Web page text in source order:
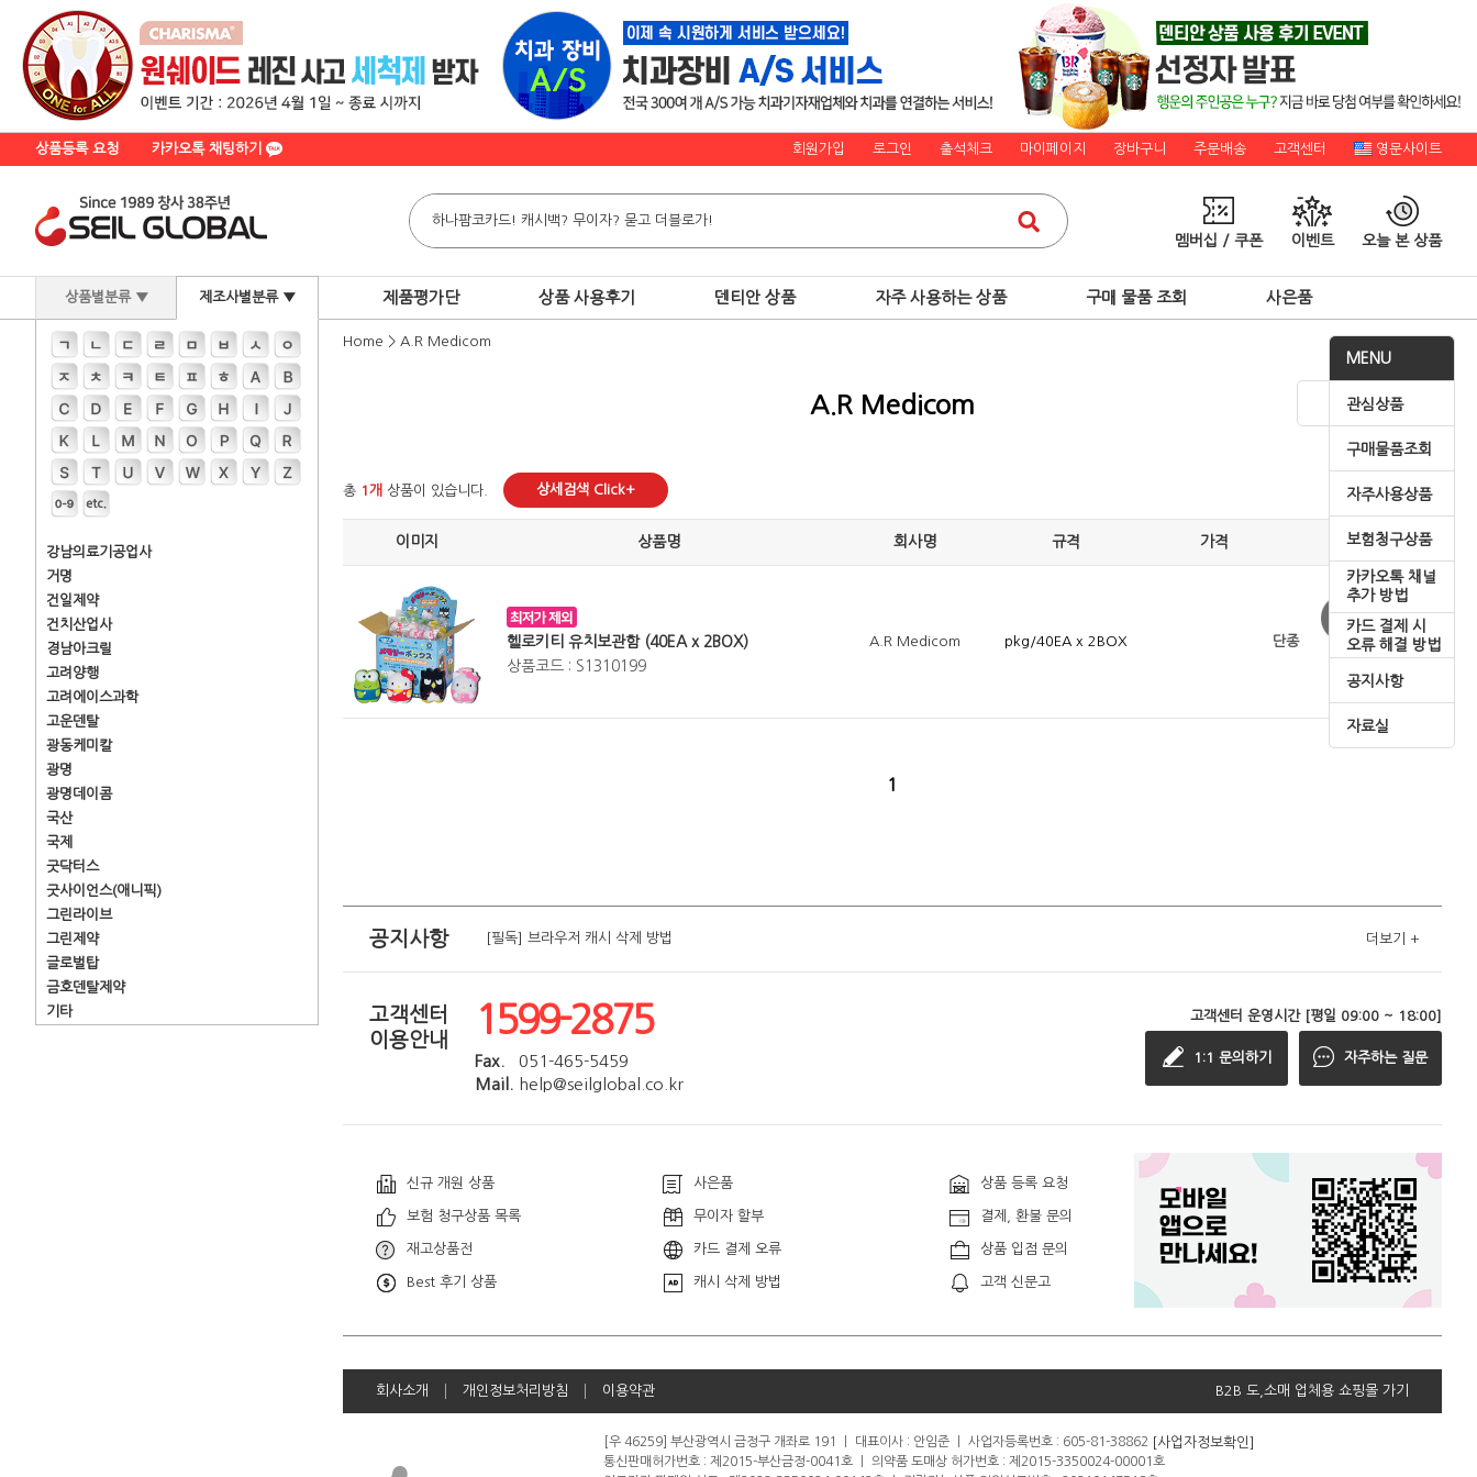
상품등록 요청 카카오톡 채팅하기 회원가입 로그인 출석체크 마이페이지 장바구니 주문배송 고객센터 영문사이트
멤버십 / 쿠폰 이벤트 오늘 본 상품
상품별분류 ▼ 제조사별분류 ▼
강남의료기공업사
거명
건일제약
건치산업사
경남아크릴
고려양행
고려에이스과학
고운덴탈
광동케미칼
광명
광명데이콤
국산
국제
굿닥터스
굿사이언스(애니픽)
그린라이브
그린제약
글로벌탑
금호덴탈제약
기타
제품평가단 상품 사용후기 덴티안 상품 자주 사용하는 상품 구매 물품 조회 사은품
MENU
관심상품
구매물품조회
자주사용상품
보험청구상품
카카오톡 채널
추가 방법
카드 결제 시
오류 해결 방법
공지사항
자료실
Home > A.R Medicom
A.R Medicom
총 1개 상품이 있습니다. 상세검색 Click+
이미지 상품명 회사명 규격 가격
헬로키티 유치보관함 (40EA x 2BOX)
상품코드 : S1310199
A.R Medicom pkg/40EA x 2BOX 단종
1
공지사항
[필독] 브라우저 캐시 삭제 방법
[필독] 브라우저 캐시 삭제 방법
더보기 +
고객센터
이용안내
1599-2875
Fax.
051-465-5459
Mail. help@seilglobal.co.kr
고객센터 운영시간 [평일 09:00 ~ 18:00]
1:1 문의하기 자주하는 질문
신규 개원 상품 사은품 상품 등록 요청
보험 청구상품 목록 무이자 할부 결제, 환불 문의
재고상품전 카드 결제 오류 상품 입점 문의
Best 후기 상품 캐시 삭제 방법 고객 신문고
회사소개 개인정보처리방침 이용약관 B2B 도,소매 업체용 쇼핑몰 가기
[우 46259] 부산광역시 금정구 개좌로 191 대표이사 : 안임준 사업자등록번호 : 605-81-38862 [사업자정보확인]
통신판매허가번호 : 제2015-부산금정-0041호
의약품 도매상 허가번호 : 제2015-3350024-00001호